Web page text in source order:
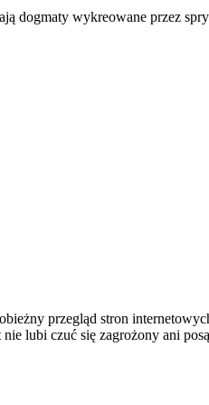
dogmaty wykreowane przez
przegląd stron
lubi czuć się zagrożony ani